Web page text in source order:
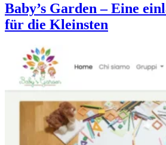
Baby’s Garden – Eine
für die Kleinsten